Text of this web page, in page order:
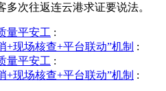
次往返连云港求证要说法。
量平安工 :
+现场核查+平台联动”机制 :
量平安工 :
+现场核查+平台联动”机制 :